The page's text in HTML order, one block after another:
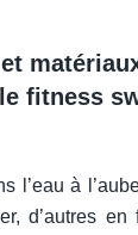
fitness
l’eau à
d’autres